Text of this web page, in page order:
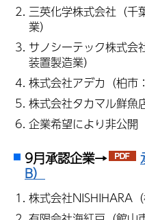
三英化学株式会社（千
業）
サノシーテック株式会
装置製造業）
株式会社アデカ（柏市
株式会社タカマル鮮魚
企業希望により非公開
9月承認企業→
B）
株式会社NISHIHARA